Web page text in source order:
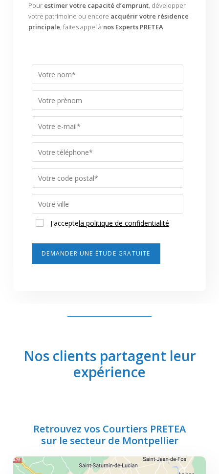
Pour estimer votre capacité d’emprunt , développer
votre patrimoine ou encore acquérir votre résidence
principale , faites appel à nos Experts PRETEA
J'acceptela politique de confidentialité
Nos clients partagent leur
expérience
Retrouvez vos Courtiers PRETEA
sur le secteur de Montpellier